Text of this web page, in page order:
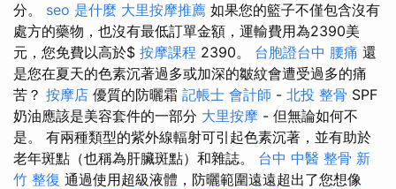
分。 seo 是什麼 大里按摩推薦 如果您的籃子不僅包含沒有
處方的藥物，也沒有最低訂單金額，運輸費用為2390美
元，您免費以高於$ 按摩課程 2390。 台胞證台中 腰痛 還
是您在夏天的色素沉著過多或加深的皺紋會遭受過多的痛
苦？ 按摩店 優質的防曬霜 記帳士 會計師 - 北投 整骨 SPF
奶油應該是美容套件的一部分 大里按摩 - 但無論如何不
是。 有兩種類型的紫外線輻射可引起色素沉著，並有助於
老年斑點（也稱為肝臟斑點）和雜誌。 台中 中醫 整骨 新
竹 整復 通過使用超級液體，防曬範圍遠遠超出了您想像